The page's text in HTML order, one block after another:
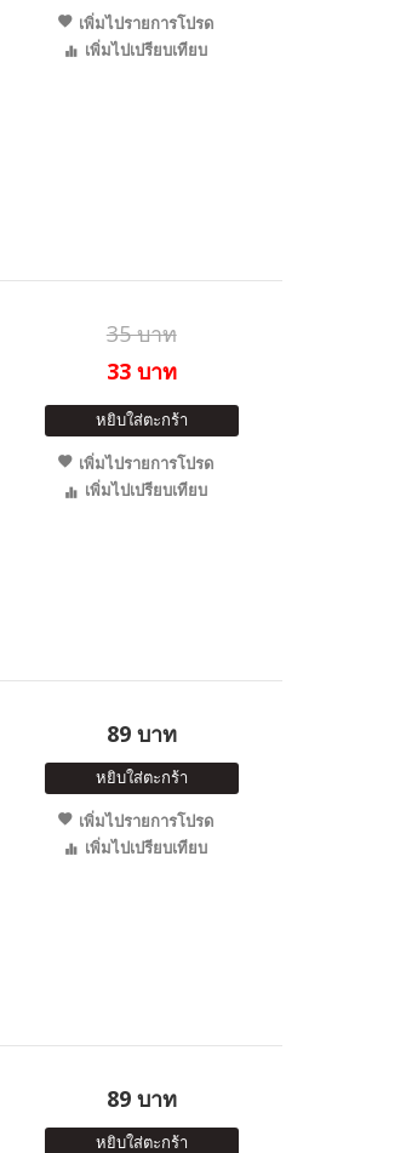
เพิ่มไปรายการโปรด
เพิ่มไปเปรียบเทียบ
35 บาท
33 บาท
หยิบใส่ตะกร้า
เพิ่มไปรายการโปรด
เพิ่มไปเปรียบเทียบ
89 บาท
หยิบใส่ตะกร้า
เพิ่มไปรายการโปรด
เพิ่มไปเปรียบเทียบ
89 บาท
หยิบใส่ตะกร้า